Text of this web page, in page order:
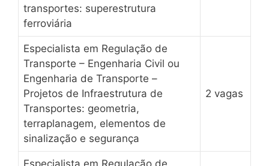
transportes: superestrutura
ferroviária
Especialista em Regulação de
Transporte – Engenharia Civil ou
Engenharia de Transporte –
Projetos de Infraestrutura de
Transportes: geometria,
terraplanagem, elementos de
sinalização e segurança
2 vagas
Especialista em Regulação de